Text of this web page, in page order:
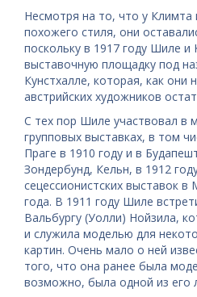
Несмотря на то, что у
похожего стиля, они
поскольку в 1917 году Шиле и
выставочную площадку под
Кунстхалле, которая, как они
австрийских художников
С тех пор Шиле участвовал в
групповых выставках, в том
Праге в 1910 году и в
Зондербунд, Кельн, в 1912
сецессионистских выставок в
года. В 1911 году Шиле
Вальбургу (Уолли) Нойзила,
и служилa моделью для
картин. Очень мало о ней
того, что она ранее была
возможно, была одной из его